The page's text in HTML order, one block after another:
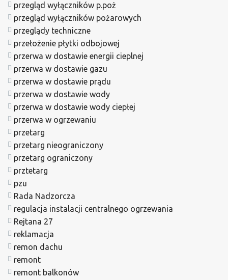
przegląd wyłączników p.poż
przegląd wyłączników pożarowych
przeglądy techniczne
przełożenie płytki odbojowej
przerwa w dostawie energii cieplnej
przerwa w dostawie gazu
przerwa w dostawie prądu
przerwa w dostawie wody
przerwa w dostawie wody ciepłej
przerwa w ogrzewaniu
przetarg
przetarg nieograniczony
przetarg ograniczony
prztetarg
pzu
Rada Nadzorcza
regulacja instalacji centralnego ogrzewania
Rejtana 27
reklamacja
remon dachu
remont
remont balkonów